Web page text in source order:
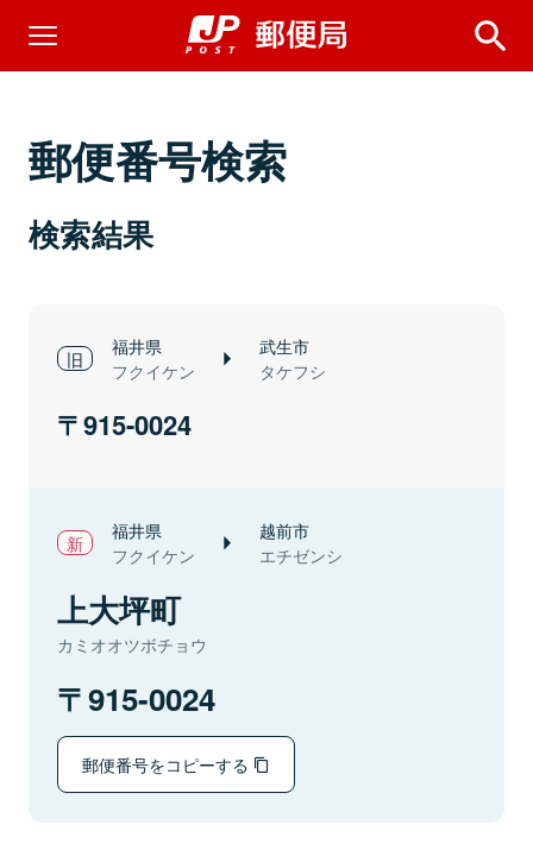
郵便番号検索
検索結果
福井県
フクイケン
武生市
タケフシ
915-0024
福井県
フクイケン
越前市
エチゼンシ
上大坪町
カミオオツボチョウ
915-0024
郵便番号をコピーする